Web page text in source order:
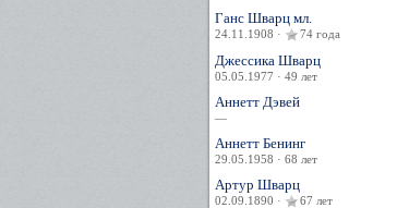
Ганс Шварц мл.
24.11.1908 · 74 года
Джессика Шварц
05.05.1977 · 49 лет
Аннетт Дэвей
—
Аннетт Бенинг
29.05.1958 · 68 лет
Артур Шварц
02.09.1890 · 67 лет